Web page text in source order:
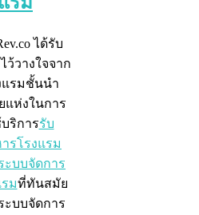
ได้รับ
ว้วางใจจาก
แรมชั้นนำ
แห่งในการ
ริการรับ
รโรงแรม
ะบบจัดการ
มที่ทันสมัย
ะบบจัดการ